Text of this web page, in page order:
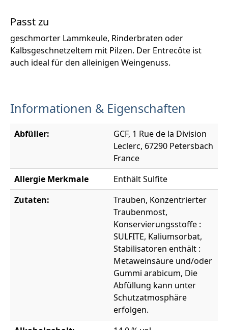
Passt zu
geschmorter Lammkeule, Rinderbraten oder
Kalbsgeschnetzeltem mit Pilzen. Der Entrecôte ist
auch ideal für den alleinigen Weingenuss.
Informationen & Eigenschaften
Abfüller:
GCF, 1 Rue de la Division
Leclerc, 67290 Petersbach
France
Allergie Merkmale
Enthält Sulfite
Zutaten:
Trauben, Konzentrierter
Traubenmost,
Konservierungsstoffe :
SULFITE, Kaliumsorbat,
Stabilisatoren enthält :
Metaweinsäure und/oder
Gummi arabicum, Die
Abfüllung kann unter
Schutzatmosphäre
erfolgen.